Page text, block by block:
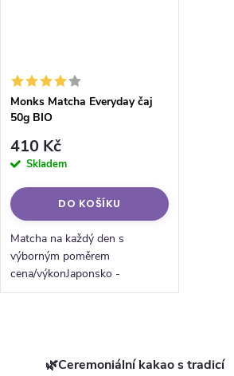
Monks Matcha Everyday čaj
50g BIO
410 Kč
Skladem
DO KOŠÍKU
Matcha na každý den s
výborným poměrem
cena/výkonJaponsko -
prefektura KagochimaNaše
🌿Ceremoniální kakao s tradicí